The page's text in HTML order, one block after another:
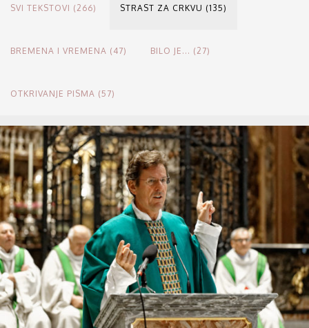
SVI TEKSTOVI (266) STRAST ZA CRKVU (135)
BREMENA I VREMENA (47) BILO JE... (27)
OTKRIVANJE PISMA (57)